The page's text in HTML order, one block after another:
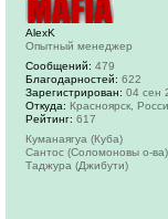
AlexK
Опытный менеджер
Сообщений: 479
Благодарностей: 622
Зарегистрирован: 04 сен
Откуда: Красноярск,
Рейтинг: 617
Куманаягуа (Куба)
Сантос (Соломоновы о-ва)
Таджура (Джибути)